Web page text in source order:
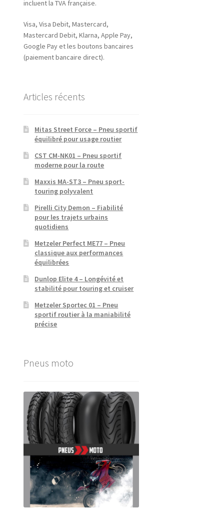
incluent la TVA française.
Visa, Visa Debit, Mastercard,
Mastercard Debit, Klarna, Apple Pay,
Google Pay et les boutons bancaires
(paiement bancaire direct).
Articles récents
Mitas Street Force – Pneu sportif
équilibré pour usage routier
CST CM-NK01 – Pneu sportif
moderne pour la route
Maxxis MA-ST3 – Pneu sport-
touring polyvalent
Pirelli City Demon – Fiabilité
pour les trajets urbains
quotidiens
Metzeler Perfect ME77 – Pneu
classique aux performances
équilibrées
Dunlop Elite 4 – Longévité et
stabilité pour touring et cruiser
Metzeler Sportec 01 – Pneu
sportif routier à la maniabilité
précise
Pneus moto